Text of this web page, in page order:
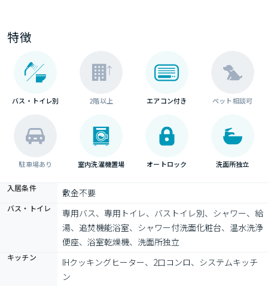
特徴
バス・トイレ別 2階以上 エアコン付き ペット相談可
駐車場あり 室内洗濯機置場 オートロック 洗面所独立
入居条件 敷金不要
バス・トイレ
専用バス、専用トイレ、バストイレ別、シャワー、給
湯、追焚機能浴室、シャワー付洗面化粧台、温水洗浄
便座、浴室乾燥機、洗面所独立
キッチン
IHクッキングヒーター、2口コンロ、システムキッチ
ン